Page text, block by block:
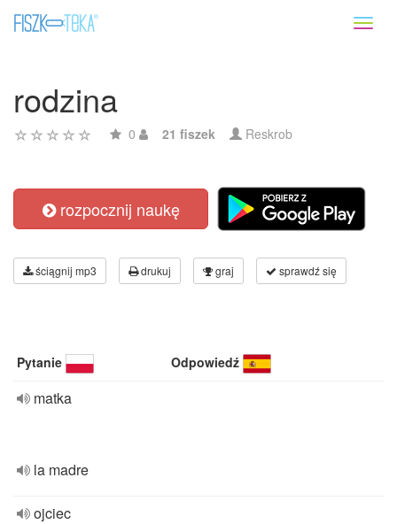
rodzina
0 21 fiszek Reskrob
rozpocznij naukę
ściągnij mp3 drukuj graj sprawdź się
Pytanie Odpowiedź
matka
la madre
ojciec